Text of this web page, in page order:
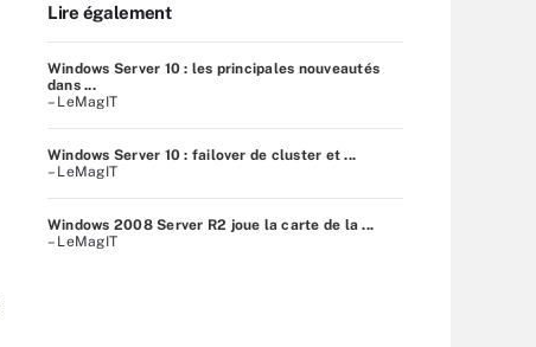
Lire également
Windows Server 10 : les principales nouveautés
dans ...
– LeMagIT
Windows Server 10 : failover de cluster et ...
– LeMagIT
Windows 2008 Server R2 joue la carte de la ...
– LeMagIT